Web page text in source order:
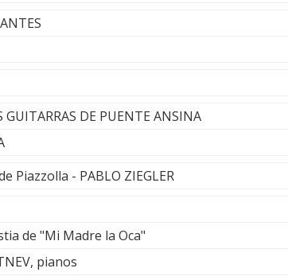
DE PUENTE ANSINA
Piazzolla - PABLO ZIEGLER
de "Mi Madre la Oca"
pianos